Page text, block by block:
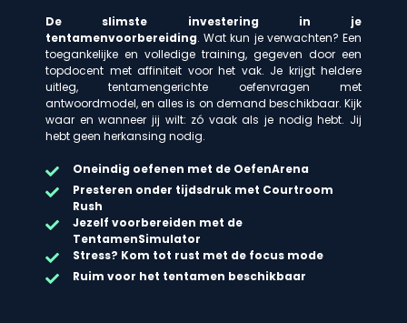
De slimste investering in je
tentamenvoorbereiding. Wat kun je verwachten? Een
toegankelijke en volledige training, gegeven door een
topdocent met affiniteit voor het vak. Je krijgt heldere
uitleg, tentamengerichte oefenvragen met
antwoordmodel, en alles is on demand beschikbaar. Kijk
waar en wanneer jij wilt: zó vaak als je nodig hebt. Jij
hebt geen herkansing nodig.
Oneindig oefenen met de OefenArena
Presteren onder tijdsdruk met Courtroom
Rush
Jezelf voorbereiden met de
TentamenSimulator
Stress? Kom tot rust met de focus mode
Ruim voor het tentamen beschikbaar